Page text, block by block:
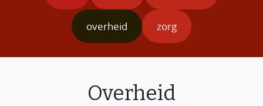
overheid zorg
Overheid